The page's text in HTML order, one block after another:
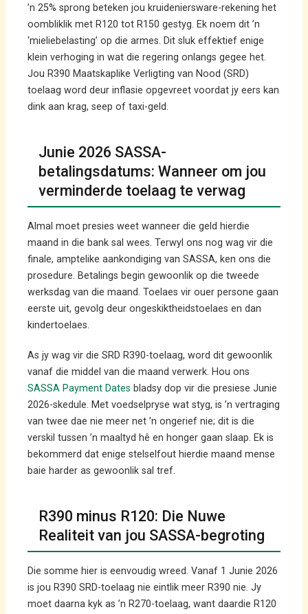
’n 25% sprong beteken jou kruideniersware-rekening het
oombliklik met R120 tot R150 gestyg. Ek noem dit ’n
‘mieliebelasting’ op die armes. Dit sluk effektief enige
klein verhoging in wat die regering onlangs gegee het.
Jou R390 Maatskaplike Verligting van Nood (SRD)
toelaag word deur inflasie opgevreet voordat jy eers kan
dink aan krag, seep of taxi-geld.
Junie 2026 SASSA-
betalingsdatums: Wanneer om jou
verminderde toelaag te verwag
Almal moet presies weet wanneer die geld hierdie
maand in die bank sal wees. Terwyl ons nog wag vir die
finale, amptelike aankondiging van SASSA, ken ons die
prosedure. Betalings begin gewoonlik op die tweede
werksdag van die maand. Toelaes vir ouer persone gaan
eerste uit, gevolg deur ongeskiktheidstoelaes en dan
kindertoelaes.
As jy wag vir die SRD R390-toelaag, word dit gewoonlik
vanaf die middel van die maand verwerk. Hou ons
SASSA Payment Dates bladsy dop vir die presiese Junie
2026-skedule. Met voedselpryse wat styg, is ’n vertraging
van twee dae nie meer net ’n ongerief nie; dit is die
verskil tussen ’n maaltyd hê en honger gaan slaap. Ek is
bekommerd dat enige stelselfout hierdie maand mense
baie harder as gewoonlik sal tref.
R390 minus R120: Die Nuwe
Realiteit van jou SASSA-begroting
Die somme hier is eenvoudig wreed. Vanaf 1 Junie 2026
is jou R390 SRD-toelaag nie eintlik meer R390 nie. Jy
moet daarna kyk as ’n R270-toelaag, want daardie R120